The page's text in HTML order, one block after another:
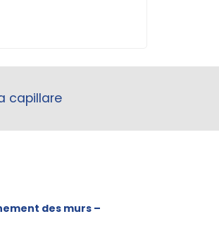
capillare
des murs –